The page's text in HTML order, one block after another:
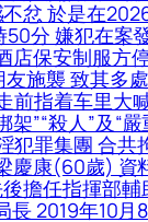
忿 於是在
分 嫌犯在案
店保安制服方
施襲 致其多
前指着车里大
”“殺人”及“嚴
犯罪集團 合共
慶康(60歲) 資
擔任指揮部輔
2019年10月